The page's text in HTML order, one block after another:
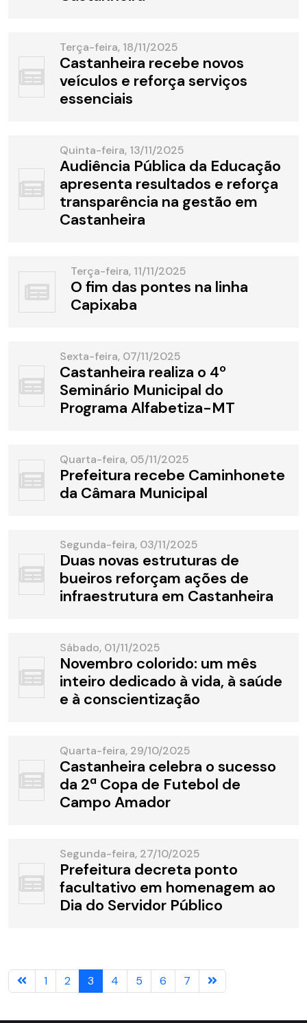
Terça-feira, 18/11/2025
Castanheira recebe novos
veículos e reforça serviços
essenciais
Quinta-feira, 13/11/2025
Audiência Pública da Educação
apresenta resultados e reforça
transparência na gestão em
Castanheira
Terça-feira, 11/11/2025
O fim das pontes na linha
Capixaba
Sexta-feira, 07/11/2025
Castanheira realiza o 4º
Seminário Municipal do
Programa Alfabetiza-MT
Quarta-feira, 05/11/2025
Prefeitura recebe Caminhonete
da Câmara Municipal
Segunda-feira, 03/11/2025
Duas novas estruturas de
bueiros reforçam ações de
infraestrutura em Castanheira
Sábado, 01/11/2025
Novembro colorido: um mês
inteiro dedicado à vida, à saúde
e à conscientização
Quarta-feira, 29/10/2025
Castanheira celebra o sucesso
da 2ª Copa de Futebol de
Campo Amador
Segunda-feira, 27/10/2025
Prefeitura decreta ponto
facultativo em homenagem ao
Dia do Servidor Público
1 2 3 4 5 6 7